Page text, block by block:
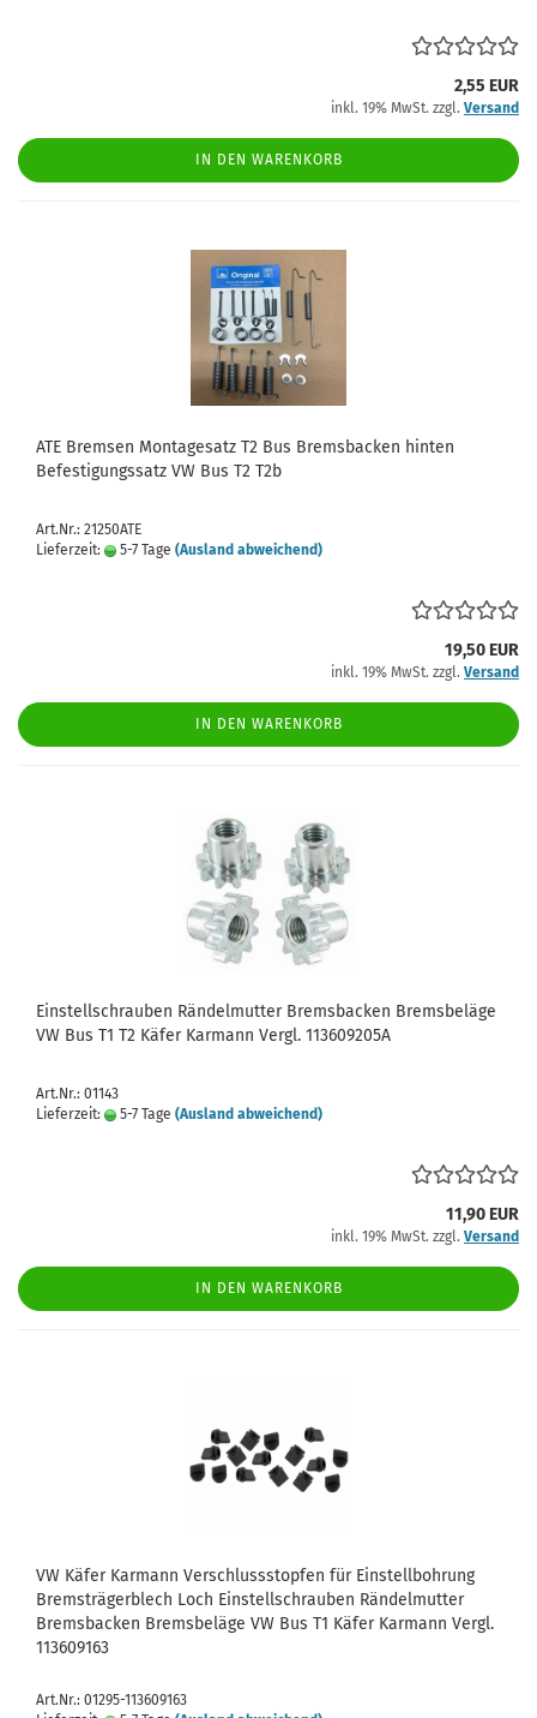
2,55 EUR
inkl. 19% MwSt. zzgl. Versand
IN DEN WARENKORB
ATE Bremsen Montagesatz T2 Bus Bremsbacken hinten
Befestigungssatz VW Bus T2 T2b
Art.Nr.: 21250ATE
Lieferzeit:
5-7 Tage (Ausland abweichend)
19,50 EUR
inkl. 19% MwSt. zzgl. Versand
IN DEN WARENKORB
Einstellschrauben Rändelmutter Bremsbacken Bremsbeläge
VW Bus T1 T2 Käfer Karmann Vergl. 113609205A
Art.Nr.: 01143
Lieferzeit:
5-7 Tage (Ausland abweichend)
11,90 EUR
inkl. 19% MwSt. zzgl. Versand
IN DEN WARENKORB
VW Käfer Karmann Verschlussstopfen für Einstellbohrung
Bremsträgerblech Loch Einstellschrauben Rändelmutter
Bremsbacken Bremsbeläge VW Bus T1 Käfer Karmann Vergl.
113609163
Art.Nr.: 01295-113609163